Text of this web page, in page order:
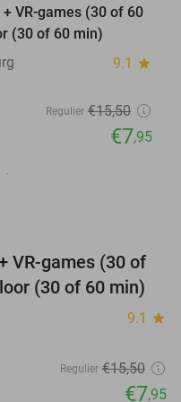
VR-games (30 of 60
(30 of 60 min)
9.1 star
Regulier €15,50
€7,95
49%
VR-games (30 of
(30 of 60 min)
9.1 star
Regulier €15,50
€7,95